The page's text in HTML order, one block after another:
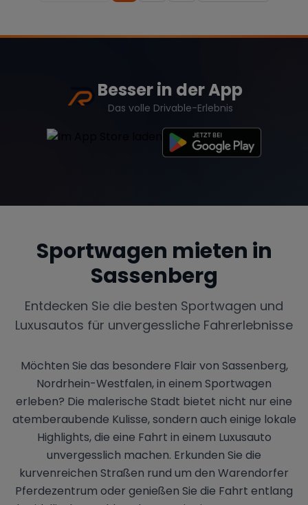
Besser in der App
Das volle Drivable-Erlebnis
Sportwagen mieten in
Sassenberg
Entdecken Sie die besten Sportwagen und
Luxusautos für unvergessliche Fahrerlebnisse
Möchten Sie das besondere Flair von Sassenberg,
Nordrhein-Westfalen, in einem Sportwagen
erleben? Die malerische Stadt bietet nicht nur eine
atemberaubende Kulisse, sondern auch einige lokale
Highlights, die eine Fahrt in einem Luxusauto
unvergesslich machen. Erkunden Sie die
kurvenreichen Straßen rund um den Warendorfer
Pferdezentrum oder genießen Sie die Fahrt entlang